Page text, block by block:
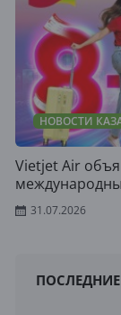
НОВОСТИ
Vietjet Air
31.07.2026